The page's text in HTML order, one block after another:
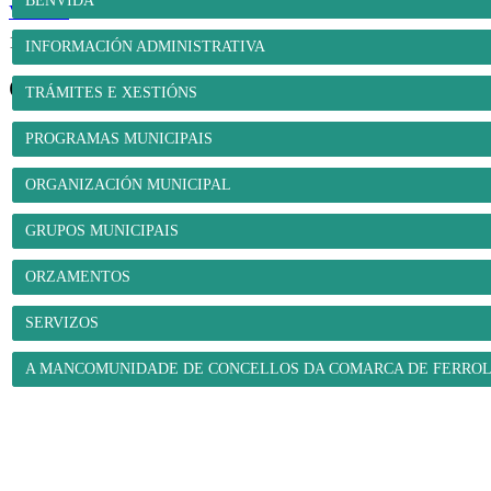
Ver máis
1
234567...16 17 >>
O Concello
INFORMACIÓN ADMINISTRATIVA
TRÁMITES E XESTIÓNS
PROGRAMAS MUNICIPAIS
ORGANIZACIÓN MUNICIPAL
GRUPOS MUNICIPAIS
ORZAMENTOS
SERVIZOS
A MANCOMUNIDADE DE CONCELLOS DA COMARCA DE FERROL